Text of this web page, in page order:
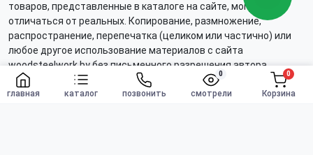
главная каталог смотрели
0
позвонить Корзина
0
Заказать
товаров, представленные в каталоге на сайте, могут
отличаться от реальных. Копирование, размножение,
распространение, перепечатка (целиком или частично) или
любое другое использование материалов с сайта
woodsteelwork.by без письменного разрешения автора
запрещено. Нарушение авторских прав будет преследоваться
в соответствии с действующим законодательством.